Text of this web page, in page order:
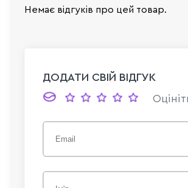
Немає відгуків про цей товар.
ДОДАТИ СВІЙ ВІДГУК